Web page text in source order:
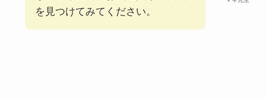
を見つけてみてください。